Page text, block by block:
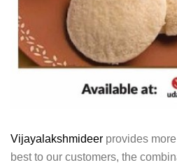
Vijayalakshmideer provides
best to our customers, the